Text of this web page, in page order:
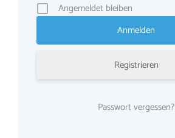
Angemeldet bleiben
Registrieren
Passwort vergessen?